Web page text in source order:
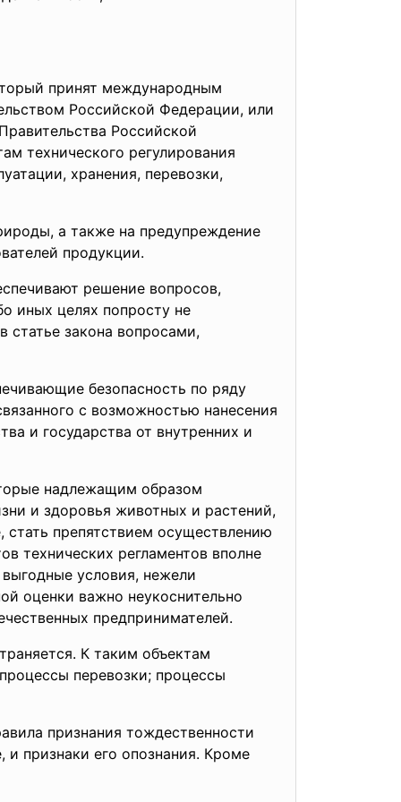
принят международным
Российской Федерации, или
Российской
технического регулирования
хранения, перевозки,
а также на предупреждение
продукции.
решение вопросов,
иных целях попросту не
статье закона вопросами,
безопасность по ряду
с возможностью нанесения
и государства от внутренних и
надлежащим образом
и здоровья животных и растений,
препятствием осуществлению
технических регламентов вполне
условия, нежели
оценки важно неукоснительно
предпринимателей.
К таким объектам
перевозки; процессы
признания тождественности
и признаки его опознания. Кроме